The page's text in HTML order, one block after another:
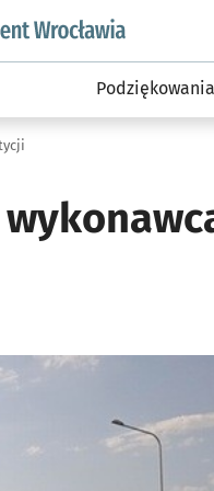
podserwis:
Podziękowania